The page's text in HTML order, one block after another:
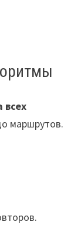
всех
маршрутов.